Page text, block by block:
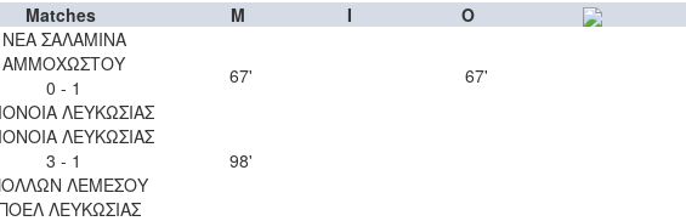
Matches M I
O
ΝΕΑ ΣΑΛΑΜΙΝΑ
ΑΜΜΟΧΩΣΤΟΥ
0 - 1
ΛΕΥΚΩΣΙΑΣ
67' 67'
ΛΕΥΚΩΣΙΑΣ
3 - 1
ΛΕΜΕΣΟΥ
98'
ΛΕΥΚΩΣΙΑΣ